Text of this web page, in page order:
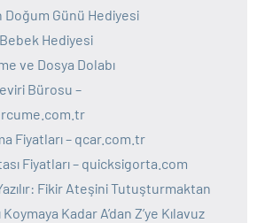
Doğum Günü Hediyesi
Hediyesi
ve Dosya Dolabı
Bürosu –
Fiyatları – qcar.com.tr
Fiyatları – quicksigorta.com
Fikir Ateşini Tutuşturmaktan
Kadar A’dan Z’ye Kılavuz